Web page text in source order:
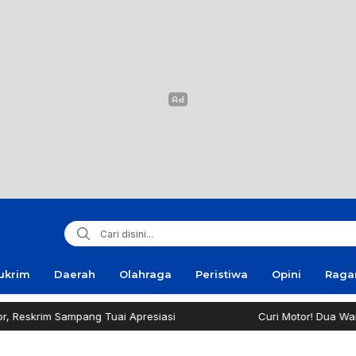
Daerah Olahraga Peristiwa Opini
Sampang Tuai Apresiasi Curi Motor! Dua